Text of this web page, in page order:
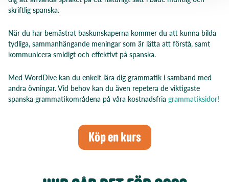
skriftlig spanska.
När du har bemästrat baskunskaperna kommer du att kunna bilda
tydliga, sammanhängande meningar som är lätta att förstå, samt
kommunicera smidigt och effektivt på spanska.
Med WordDive kan du enkelt lära dig grammatik i samband med
andra övningar. Vid behov kan du även repetera de viktigaste
spanska grammatikområdena på våra kostnadsfria grammatiksidor!
Köp en kurs